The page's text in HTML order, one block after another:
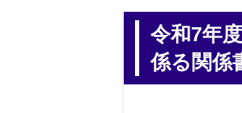
令和7年
係る関係